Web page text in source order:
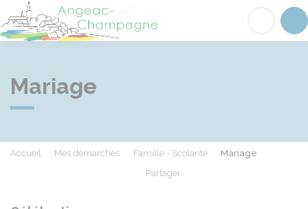
Angeac-Champagne
Mariage
Accueil Mes démarches Famille - Scolarité
Mariage
Partager